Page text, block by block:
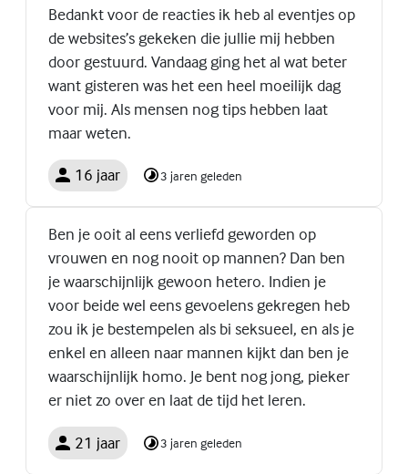
Bedankt voor de reacties ik heb al eventjes op
de websites’s gekeken die jullie mij hebben
door gestuurd. Vandaag ging het al wat beter
want gisteren was het een heel moeilijk dag
voor mij. Als mensen nog tips hebben laat
maar weten.
16 jaar 3 jaren geleden
Ben je ooit al eens verliefd geworden op
vrouwen en nog nooit op mannen? Dan ben
je waarschijnlijk gewoon hetero. Indien je
voor beide wel eens gevoelens gekregen heb
zou ik je bestempelen als bi seksueel, en als je
enkel en alleen naar mannen kijkt dan ben je
waarschijnlijk homo. Je bent nog jong, pieker
er niet zo over en laat de tijd het leren.
21 jaar 3 jaren geleden